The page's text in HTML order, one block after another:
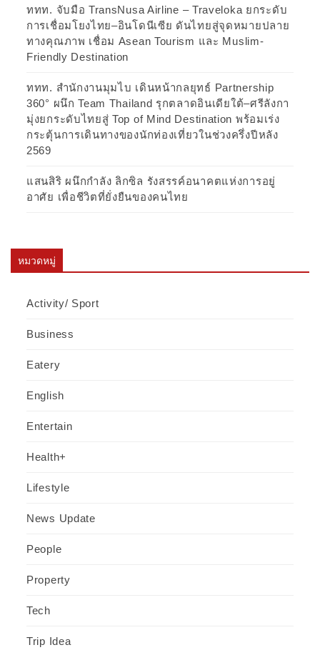
ททท. จับมือ TransNusa Airline – Traveloka ยกระดับ
การเชื่อมโยงไทย–อินโดนีเซีย ดันไทยสู่จุดหมายปลาย
ทางคุณภาพ เชื่อม Asean Tourism และ Muslim-
Friendly Destination
ททท. สำนักงานมุมไบ เดินหน้ากลยุทธ์ Partnership
360° ผนึก Team Thailand รุกตลาดอินเดียใต้–ศรีลังกา
มุ่งยกระดับไทยสู่ Top of Mind Destination พร้อมเร่ง
กระตุ้นการเดินทางของนักท่องเที่ยวในช่วงครึ่งปีหลัง
2569
แสนสิริ ผนึกกำลัง ลิกซิล รังสรรค์อนาคตแห่งการอยู่
อาศัย เพื่อชีวิตที่ยั่งยืนของคนไทย
หมวดหมู่
Activity/ Sport
Business
Eatery
English
Entertain
Health+
Lifestyle
News Update
People
Property
Tech
Trip Idea